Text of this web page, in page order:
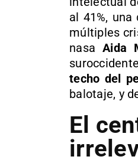
al 41%,
múltiples
nasa Aida
techo del
balotaje, y
El